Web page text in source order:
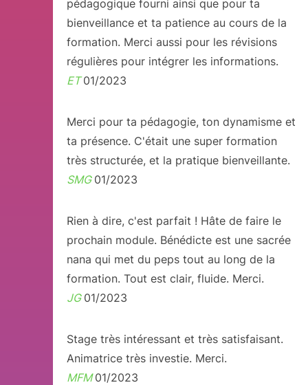
pédagogique fourni ainsi que pour ta
bienveillance et ta patience au cours de la
formation. Merci aussi pour les révisions
régulières pour intégrer les informations.
ET01/2023
Merci pour ta pédagogie, ton dynamisme et
ta présence. C'était une super formation
très structurée, et la pratique bienveillante.
SMG 01/2023
Rien à dire, c'est parfait ! Hâte de faire le
prochain module. Bénédicte est une sacrée
nana qui met du peps tout au long de la
formation. Tout est clair, fluide. Merci.
JG 01/2023
Stage très intéressant et très satisfaisant.
Animatrice très investie. Merci.
MFM01/2023